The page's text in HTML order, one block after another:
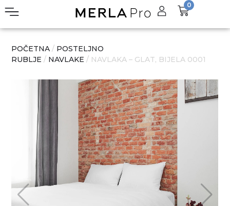
0
POČETNA / POSTELJNO
RUBLJE / NAVLAKE / NAVLAKA – GLAT, BIJELA 0001